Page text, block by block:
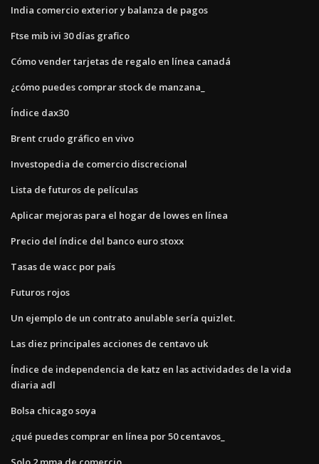
India comercio exterior y balanza de pagos
Ftse mib ivi 30 días grafico
Cómo vender tarjetas de regalo en línea canadá
¿cómo puedes comprar stock de manzana_
Índice dax30
Brent crudo gráfico en vivo
Investopedia de comercio discrecional
Lista de futuros de películas
Aplicar mejoras para el hogar de lowes en línea
Precio del índice del banco euro stoxx
Tasas de wacc por país
Futuros rojos
Un ejemplo de un contrato anulable sería quizlet.
Las diez principales acciones de centavo uk
Índice de independencia de katz en las actividades de la vida
diaria adl
Bolsa chicago soya
¿qué puedes comprar en línea por 50 centavos_